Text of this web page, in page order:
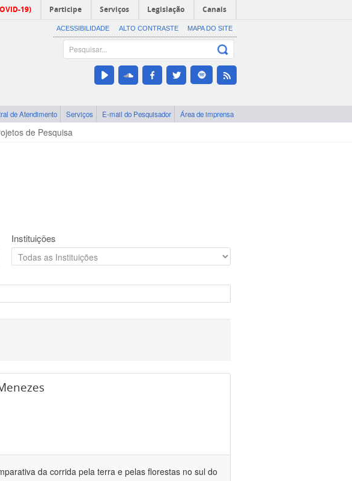
19) Participe Serviços Legislação Canais
ACESSIBILIDADE ALTO CONTRASTE MAPA DO SITE
de Atendimento Serviços E-mail do Pesquisador Área de imprensa
de Pesquisa
Instituições
da corrida pela terra e pelas florestas no sul do